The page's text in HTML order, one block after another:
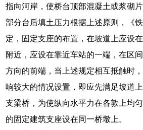
指向河岸，使桥台顶部混凝土或浆砌
部分台后填土压力根据上述原则，《
定，固定支座的布置，在坡道上应设
附近，应设在靠近车站的一端，在区
方向的前端，当上述规定相互抵触时
响较大的情况设置，即应先满足坡道
支梁桥，为使纵向水平力在各敦上均
的固定建筑支座设在同一桥墩上。